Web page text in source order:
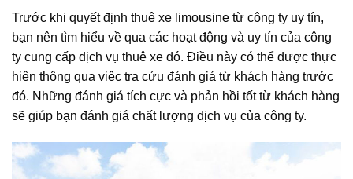
Trước khi quyết định thuê xe limousine từ công ty uy tín,
bạn nên tìm hiểu về qua các hoạt động và uy tín của công
ty cung cấp dịch vụ thuê xe đó. Điều này có thể được thực
hiện thông qua việc tra cứu đánh giá từ khách hàng trước
đó. Những đánh giá tích cực và phản hồi tốt từ khách hàng
sẽ giúp bạn đánh giá chất lượng dịch vụ của công ty.